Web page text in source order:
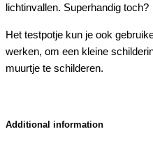
lichtinvallen. Superhandig toch?
Het testpotje kun je ook
werken, om een kleine
muurtje te schilderen.
Additional information